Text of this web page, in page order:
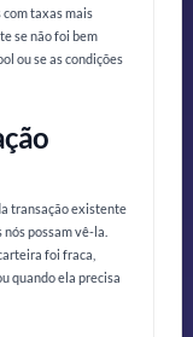
taxas mais
se não foi bem
ou se as condições
transação existente
possam vê-la.
foi fraca,
quando ela precisa